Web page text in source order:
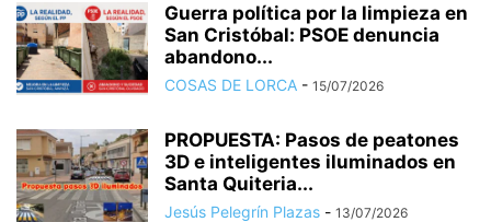
Guerra política por la limpieza en
San Cristóbal: PSOE denuncia
abandono...
COSAS DE LORCA - 15/07/2026
PROPUESTA: Pasos de peatones
3D e inteligentes iluminados en
Santa Quiteria...
Jesús Pelegrín Plazas - 13/07/2026